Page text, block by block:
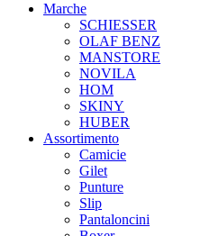
Marche
SCHIESSER
OLAF BENZ
MANSTORE
NOVILA
HOM
SKINY
HUBER
Assortimento
Camicie
Gilet
Punture
Slip
Pantaloncini